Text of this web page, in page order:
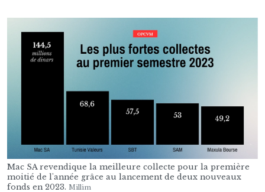
Mac SA revendique la meilleure collecte pour la première
moitié de l'année grâce au lancement de deux nouveaux
fonds en 2023. Millim